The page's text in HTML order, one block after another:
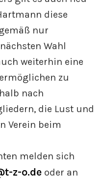
diese
nur
Wahl
weiterhin eine
zu
nach
die Lust und
Verein beim
melden sich
z-o.de oder an